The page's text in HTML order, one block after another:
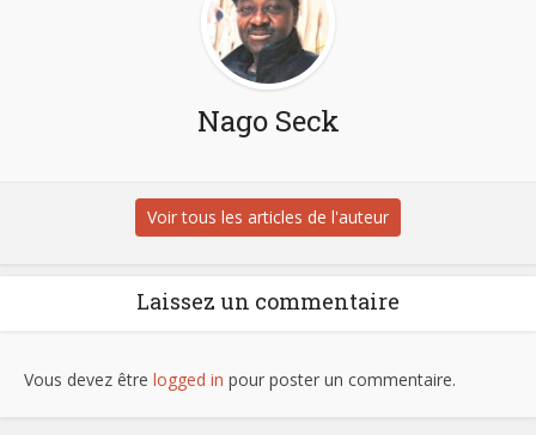
Nago Seck
Voir tous les articles de l'auteur
Laissez un commentaire
Vous devez être logged in pour poster un commentaire.